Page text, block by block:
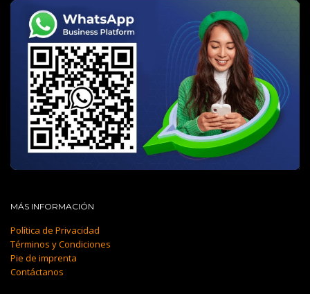
MÁS INFORMACIÓN
Política de Privacidad
Términos y Condiciones
Pie de imprenta
Contáctanos